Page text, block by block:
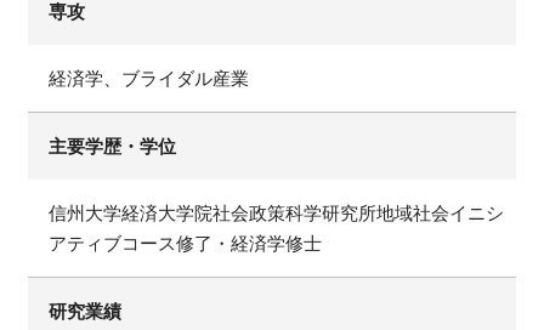
専攻
経済学、ブライダル産業
主要学歴・学位
信州大学経済大学院社会政策科学研究所地域社会イニシ
アティブコース修了・経済学修士
研究業績